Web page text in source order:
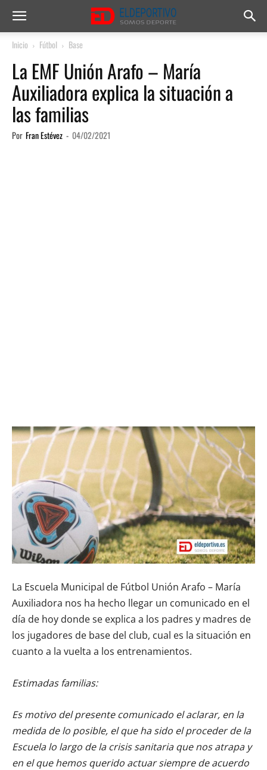
Inicio Fútbol Base
La EMF Unión Arafo – María
Auxiliadora explica la situación a
las familias
Por Fran Estévez - 04/02/2021
La Escuela Municipal de Fútbol Unión Arafo – María
Auxiliadora nos ha hecho llegar un comunicado en el
día de hoy donde se explica a los padres y madres de
los jugadores de base del club, cual es la situación en
cuanto a la vuelta a los entrenamientos.
Estimadas familias:
Es motivo del presente comunicado el aclarar, en la
medida de lo posible, el que ha sido el proceder de la
Escuela lo largo de la crisis sanitaria que nos atrapa y
en el que hemos querido actuar siempre de acuerdo